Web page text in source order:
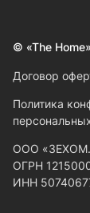
© «The
Договор
Политика
ООО
ОГРН
ИНН